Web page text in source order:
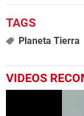
Planeta Tierra
VIDEOS